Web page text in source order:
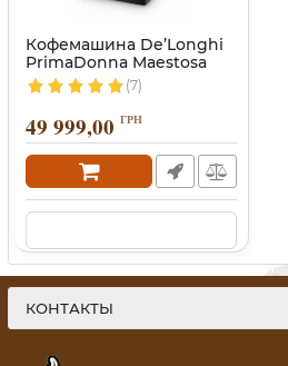
Кофемашина De’Longhi
PrimaDonna Maestosa
(7)
49 999,00 ГРН
КОНТАКТЫ